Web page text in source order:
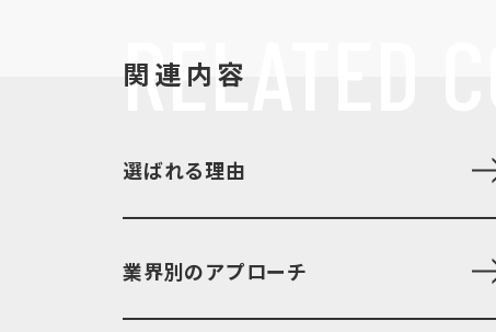
RELATED
関連内容
選ばれる理由
業界別のアプローチ